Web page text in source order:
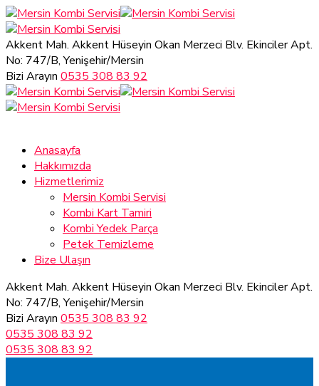
Akkent Mah. Akkent Hüseyin Okan Merzeci Blv. Ekinciler Apt.
No: 747/B, Yenişehir/Mersin
Bizi Arayın 0535 308 83 92
Anasayfa
Hakkımızda
Hizmetlerimiz
Mersin Kombi Servisi
Kombi Kart Tamiri
Kombi Yedek Parça
Petek Temizleme
Bize Ulaşın
Akkent Mah. Akkent Hüseyin Okan Merzeci Blv. Ekinciler Apt.
No: 747/B, Yenişehir/Mersin
Bizi Arayın 0535 308 83 92
0535 308 83 92
0535 308 83 92